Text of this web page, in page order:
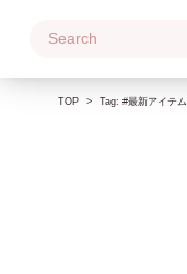
TOP Tag:#最新アイテム